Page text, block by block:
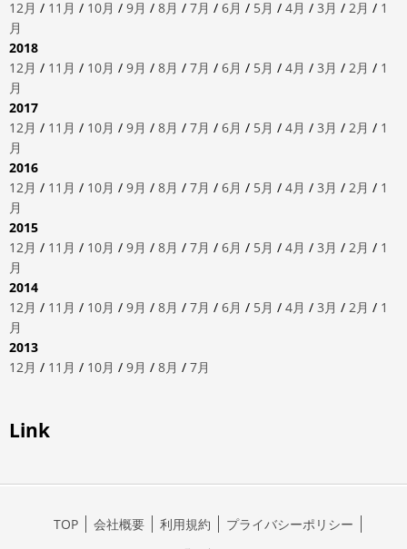
12月 / 11月 / 10月 / 9月 / 8月 / 7月 / 6月 / 5月 / 4月 / 3月 / 2月 / 1
月
2018
12月 / 11月 / 10月 / 9月 / 8月 / 7月 / 6月 / 5月 / 4月 / 3月 / 2月 / 1
月
2017
12月 / 11月 / 10月 / 9月 / 8月 / 7月 / 6月 / 5月 / 4月 / 3月 / 2月 / 1
月
2016
12月 / 11月 / 10月 / 9月 / 8月 / 7月 / 6月 / 5月 / 4月 / 3月 / 2月 / 1
月
2015
12月 / 11月 / 10月 / 9月 / 8月 / 7月 / 6月 / 5月 / 4月 / 3月 / 2月 / 1
月
2014
12月 / 11月 / 10月 / 9月 / 8月 / 7月 / 6月 / 5月 / 4月 / 3月 / 2月 / 1
月
2013
12月 / 11月 / 10月 / 9月 / 8月 / 7月
Link
TOP 会社概要 利用規約
プライバシーポリシー